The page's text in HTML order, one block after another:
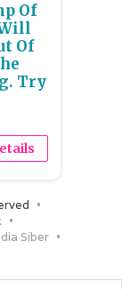
Of
Of
Try
Siber